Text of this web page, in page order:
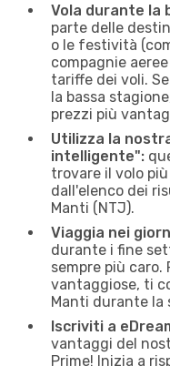
Vola durante la
parte delle
o le festività
compagnie
tariffe dei voli.
la bassa
prezzi più
Utilizza la
intelligente":
trovare il volo
dall'elenco dei
Manti (NTJ).
Viaggia nei
durante i fine
sempre più
vantaggiose, ti
Manti durante la
Iscriviti a
vantaggi del
Prime! Inizia a